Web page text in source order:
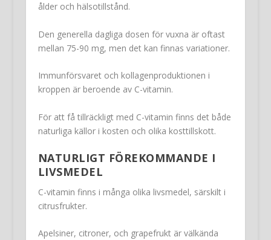
ålder och hälsotillstånd.
Den generella dagliga dosen för vuxna är oftast
mellan 75-90 mg, men det kan finnas variationer.
Immunförsvaret och kollagenproduktionen i
kroppen är beroende av C-vitamin.
För att få tillräckligt med C-vitamin finns det både
naturliga källor i kosten och olika kosttillskott.
NATURLIGT FÖREKOMMANDE I
LIVSMEDEL
C-vitamin finns i många olika livsmedel, särskilt i
citrusfrukter.
Apelsiner, citroner, och grapefrukt är välkända